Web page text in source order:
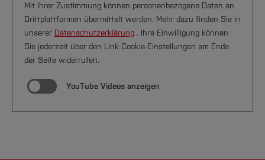
Mit Ihrer Zustimmung können personenbezogene Daten an
Drittplattformen übermittelt werden. Mehr dazu finden Sie in
unserer Datenschutzerklärung . Ihre Einwilligung können
Sie jederzeit über den Link Cookie-Einstellungen am Ende
der Seite widerrufen.
YouTube Videos anzeigen